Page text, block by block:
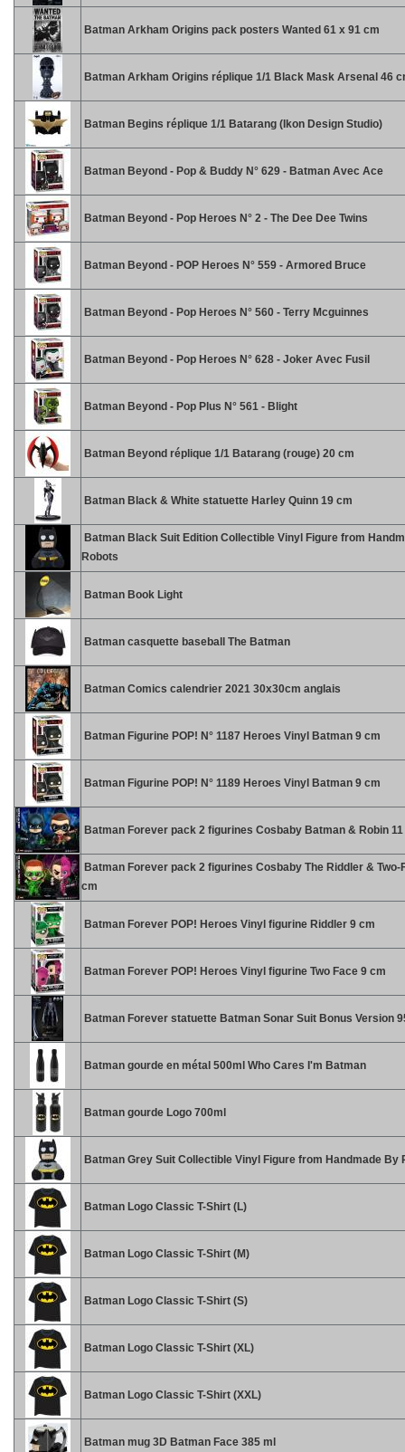
Batman Arkham Origins pack posters Wanted 61 x 91 cm
Batman Arkham Origins réplique 1/1 Black Mask Arsenal 46
Batman Begins réplique 1/1 Batarang (Ikon Design Studio)
Batman Beyond - Pop & Buddy N° 629 - Batman Avec Ace
Batman Beyond - Pop Heroes N° 2 - The Dee Dee Twins
Batman Beyond - POP Heroes N° 559 - Armored Bruce
Batman Beyond - Pop Heroes N° 560 - Terry Mcguinnes
Batman Beyond - Pop Heroes N° 628 - Joker Avec Fusil
Batman Beyond - Pop Plus N° 561 - Blight
Batman Beyond réplique 1/1 Batarang (rouge) 20 cm
Batman Black & White statuette Harley Quinn 19 cm
Batman Black Suit Edition Collectible Vinyl Figure from
Robots
Batman Book Light
Batman casquette baseball The Batman
Batman Comics calendrier 2021 30x30cm anglais
Batman Figurine POP! N° 1187 Heroes Vinyl Batman 9 cm
Batman Figurine POP! N° 1189 Heroes Vinyl Batman 9 cm
Batman Forever pack 2 figurines Cosbaby Batman & Robin
Batman Forever pack 2 figurines Cosbaby The Riddler & Two-
cm
Batman Forever POP! Heroes Vinyl figurine Riddler 9 cm
Batman Forever POP! Heroes Vinyl figurine Two Face 9 cm
Batman Forever statuette Batman Sonar Suit Bonus Version
Batman gourde en métal 500ml Who Cares I'm Batman
Batman gourde Logo 700ml
Batman Grey Suit Collectible Vinyl Figure from Handmade By
Batman Logo Classic T-Shirt (L)
Batman Logo Classic T-Shirt (M)
Batman Logo Classic T-Shirt (S)
Batman Logo Classic T-Shirt (XL)
Batman Logo Classic T-Shirt (XXL)
Batman mug 3D Batman Face 385 ml